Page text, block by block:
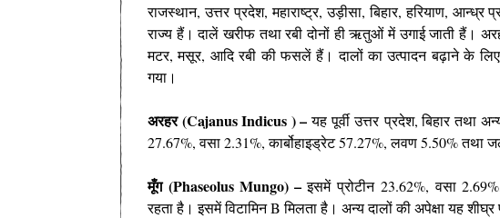
राजस्थान, उत्तर प्रदेश, महाराष्ट्र, उड़ीसा, बिहार, हरियाण,
राज्य हैं। दालें खरीफ तथा रबी दोनों ही ऋतुओं में उगाई जाती हैं।
मटर, मसूर, आदि रबी की फसलें हैं। दालों का उत्पादन बढ़ाने के
गया।
अरहर (Cajanus Indicus ) – यह पूर्वी उत्तर प्रदेश, बिहार तथा
27.67%,वसा2.31%,कार्बोहाइड्रेट57.27%,लवण5.50%तथा
मूँग (Phaseolus Mungo) –इसमें प्रोटीन 23.62%,वसा 2.69%
रहताहै।इसमेंविटामिनBमिलताहै। अन्यदालोंकीअपेक्षायहशीघ्र